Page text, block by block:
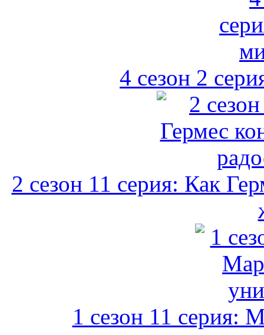
4 сезон 2
2 сезон 11 серия: Как
1 сезон 11 серия: